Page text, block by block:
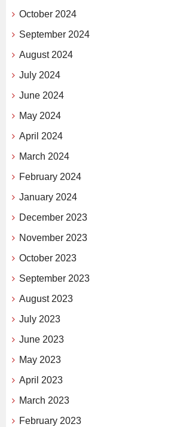
October 2024
September 2024
August 2024
July 2024
June 2024
May 2024
April 2024
March 2024
February 2024
January 2024
December 2023
November 2023
October 2023
September 2023
August 2023
July 2023
June 2023
May 2023
April 2023
March 2023
February 2023